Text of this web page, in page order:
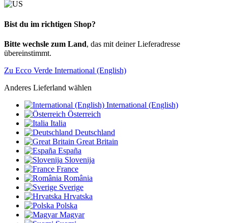
Bist du im richtigen Shop?
Bitte wechsle zum Land, das mit deiner Lieferadresse
übereinstimmt.
Zu Ecco Verde International (English)
Anderes Lieferland wählen
International (English)
Österreich
Italia
Deutschland
Great Britain
España
Slovenija
France
România
Sverige
Hrvatska
Polska
Magyar